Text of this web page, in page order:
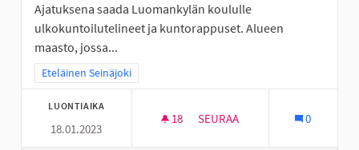
Ajatuksena saada Luomankylän koululle
ulkokuntoilutelineet ja kuntorappuset. Alueen
maasto, jossa...
Rajaa tulokset teeman mukaan: Eteläinen Seinäjoki
Eteläinen Seinäjoki
LUONTIAIKA
18.01.2023
18 18 SEURAAJAA
SEURAA 0